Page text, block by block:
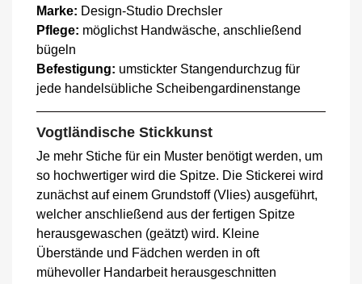
Marke: Design-Studio Drechsler
Pflege: möglichst Handwäsche, anschließend
bügeln
Befestigung: umstickter Stangendurchzug für
jede handelsübliche Scheibengardinenstange
Vogtländische Stickkunst
Je mehr Stiche für ein Muster benötigt werden, um
so hochwertiger wird die Spitze. Die Stickerei wird
zunächst auf einem Grundstoff (Vlies) ausgeführt,
welcher anschließend aus der fertigen Spitze
herausgewaschen (geätzt) wird. Kleine
Überstände und Fädchen werden in oft
mühevoller Handarbeit herausgeschnitten